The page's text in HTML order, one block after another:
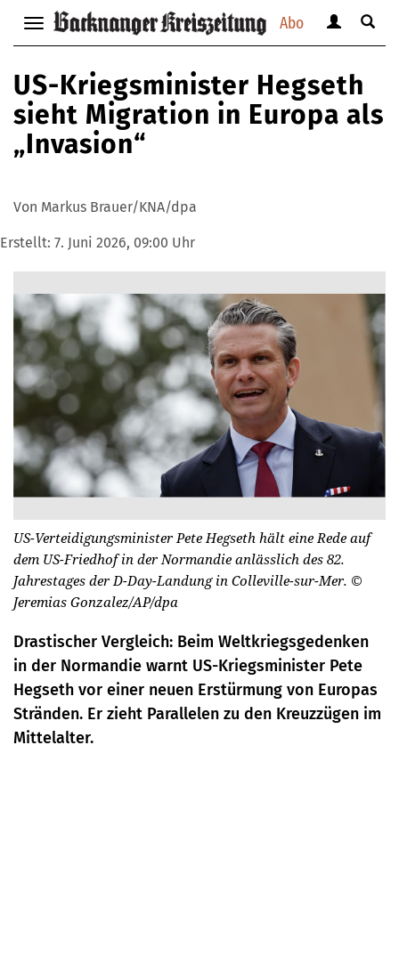
Abo
Navigation
anzeigen
verbergen
anzeigen
verbergen
Suche
US-Kriegsminister Hegseth
sieht Migration in Europa als
„Invasion“
Von Markus Brauer/KNA/dpa
Erstellt: 7. Juni 2026, 09:00 Uhr
US-Verteidigungsminister Pete Hegseth hält eine Rede auf
dem US-Friedhof in der Normandie anlässlich des 82.
Jahrestages der D-Day-Landung in Colleville-sur-Mer. ©
Jeremias Gonzalez/AP/dpa
Drastischer Vergleich: Beim Weltkriegsgedenken
in der Normandie warnt US-Kriegsminister Pete
Hegseth vor einer neuen Erstürmung von Europas
Stränden. Er zieht Parallelen zu den Kreuzzügen im
Mittelalter.